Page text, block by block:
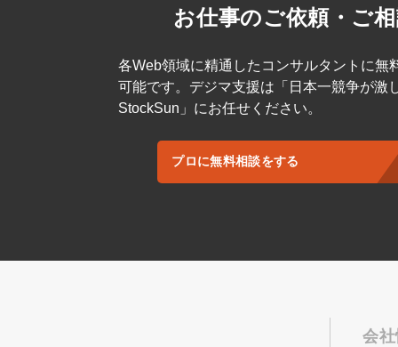
お仕事のご依頼・ご
各Web領域に精通したコンサルタントに無
可能です。デジマ支援は「日本一競争が激
StockSun」にお任せください。
プロに無料相談をする
会